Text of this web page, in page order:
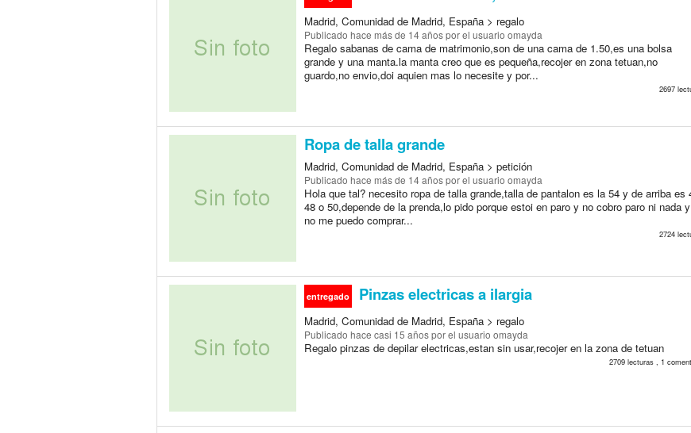
Madrid, Comunidad de Madrid, España > regalo
Publicado hace más de 14 añospor el usuario omayda
Regalo sabanas de cama de matrimonio,son de una cama de 1.50,es una bolsa
grande y una manta.la manta creo que es pequeña,recojer en zona tetuan,no
guardo,no envio,doi aquien mas lo necesite y por...
2697
Ropa de talla grande
Madrid, Comunidad de Madrid, España > petición
Publicado hace más de 14 añospor el usuario omayda
Hola que tal? necesito ropa de talla grande,talla de pantalon es la 54 y de arriba es
48 o 50,depende de la prenda,lo pido porque estoi en paro y no cobro paro ni nada y
no me puedo comprar...
2724
entregado Pinzas electricas a ilargia
Madrid, Comunidad de Madrid, España > regalo
Publicado hace casi 15 añospor el usuario omayda
Regalo pinzas de depilar electricas,estan sin usar,recojer en la zona de tetuan
2709 lecturas , 1